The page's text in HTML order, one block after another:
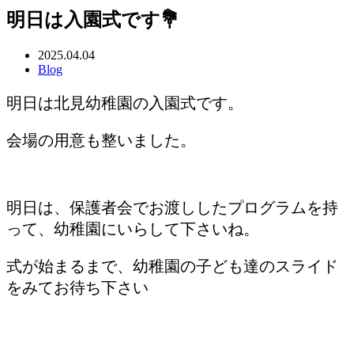
明日は入園式です💐
2025.04.04
Blog
明日は北見幼稚園の入園式です。
会場の用意も整いました。
明日は、保護者会でお渡ししたプログラムを持
って、幼稚園にいらして下さいね。
式が始まるまで、幼稚園の子ども達のスライド
をみてお待ち下さい